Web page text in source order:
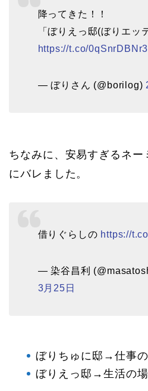
降ってきた！！
「ぼりえっ邸(ぼりエッ
https://t.co/0qSnrDBNr3
— ぼりさん (@borilog)
ちなみに、安易すぎるネー
にバレました。
借りぐらしの https://
— 染谷昌利
3月25日
ぼりちゅに邸→仕事
ぼりえっ邸→生活の